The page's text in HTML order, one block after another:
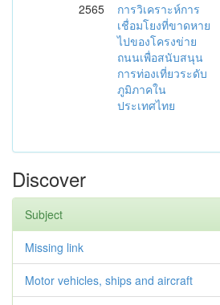
2565
การวิเคราะห์การ
เชื่อมโยงที่ขาดหาย
ไปของโครงข่าย
ถนนเพื่อสนับสนุน
การท่องเที่ยวระดับ
ภูมิภาคใน
ประเทศไทย
Discover
Subject
Missing link
Motor vehicles, ships and aircraft